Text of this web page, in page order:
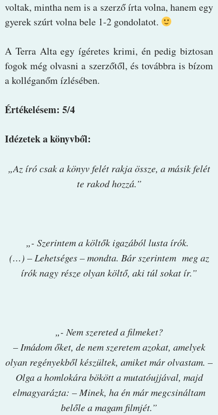
voltak, mintha nem is a szerző írta volna, hanem egy
gyerek szúrt volna bele 1-2 gondolatot.
A Terra Alta egy ígéretes krimi, én pedig biztosan
fogok még olvasni a szerzőtől, és továbbra is bízom
a kolléganőm ízlésében.
Értékelésem: 5/4
Idézetek a könyvből:
„Az író csak a könyv felét rakja össze, a másik felét
te rakod hozzá.”
„- Szerintem a költők igazából lusta írók.
(…) – Lehetséges – mondta. Bár szerintem meg az
írók nagy része olyan költő, aki túl sokat ír.”
„- Nem szereted a filmeket?
– Imádom őket, de nem szeretem azokat, amelyek
olyan regényekből készültek, amiket már olvastam. –
Olga a homlokára bökött a mutatóujjával, majd
elmagyarázta: – Minek, ha én már megcsináltam
belőle a magam filmjét.”